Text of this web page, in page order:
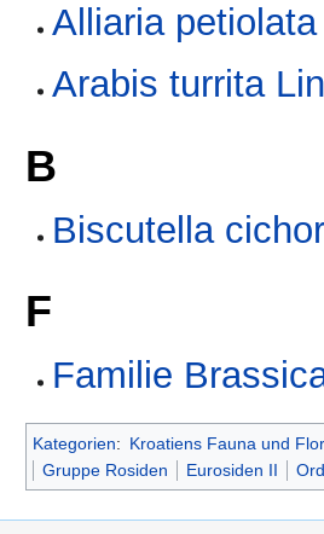
Alliaria
Arabis turrita
B
Biscutella
F
Familie
Kategorien: Kroatiens Fauna und
Gruppe Rosiden
Eurosiden II